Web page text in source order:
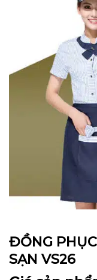
ĐỒNG
SẠN VS26